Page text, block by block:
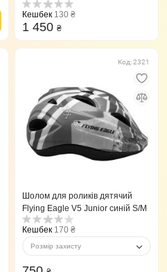
Кешбек 130 ₴
1 450 ₴
Код: 2321
Шолом для роликів дятячий
Flying Eagle V5 Junior синій S/M
Кешбек 170 ₴
Розмір захисту